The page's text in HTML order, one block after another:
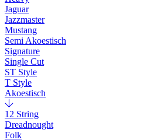
Jaguar
Jazzmaster
Mustang
Semi Akoestisch
Signature
Single Cut
ST Style
T Style
Akoestisch
12 String
Dreadnought
Folk